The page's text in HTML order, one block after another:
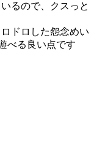
るので、クスっと
ドロした怨念めい
べる良い点です